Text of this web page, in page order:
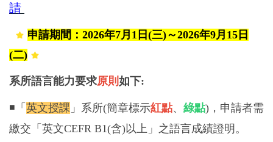
請
申請期間：2026年7月1日(三)～2026年9月15日
(二)
系所語言能力要求原則 如下:
◾「 英文授課 」系所(簡章標示紅點、 綠點)，申請者需
繳交「英文CEFR B1(含)以上」之語言成績證明。